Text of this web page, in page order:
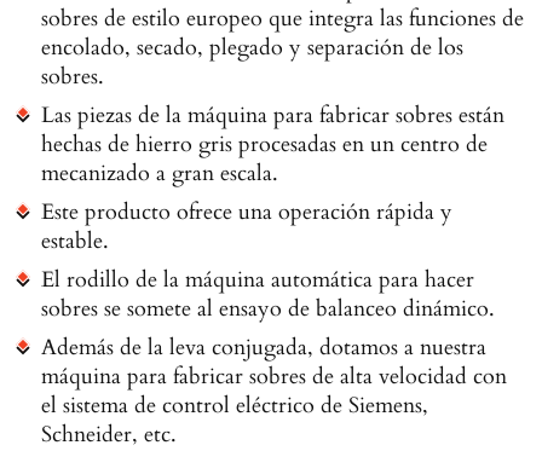
sobres de estilo europeo que integra las funciones de
encolado, secado, plegado y separación de los
sobres.
Las piezas de la máquina para fabricar sobres están
hechas de hierro gris procesadas en un centro de
mecanizado a gran escala.
Este producto ofrece una operación rápida y
estable.
El rodillo de la máquina automática para hacer
sobres se somete al ensayo de balanceo dinámico.
Además de la leva conjugada, dotamos a nuestra
máquina para fabricar sobres de alta velocidad con
el sistema de control eléctrico de Siemens,
Schneider, etc.